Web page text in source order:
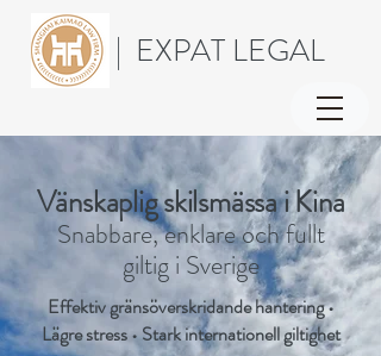
| EXPAT LEGAL
Vänskaplig skilsmässa i Kina
Snabbare, enklare och fullt
giltig i Sverige
Effektiv gränsöverskridande hantering •
Lägre stress • Stark internationell giltighet